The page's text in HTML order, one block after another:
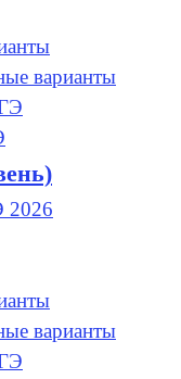
варианты
2026
варианты